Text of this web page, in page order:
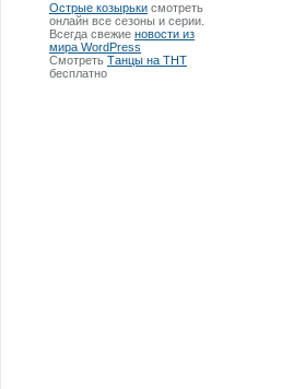
Острые козырьки смотреть
онлайн все сезоны и серии.
Всегда свежие новости из
мира WordPress
Смотреть Танцы на ТНТ
бесплатно